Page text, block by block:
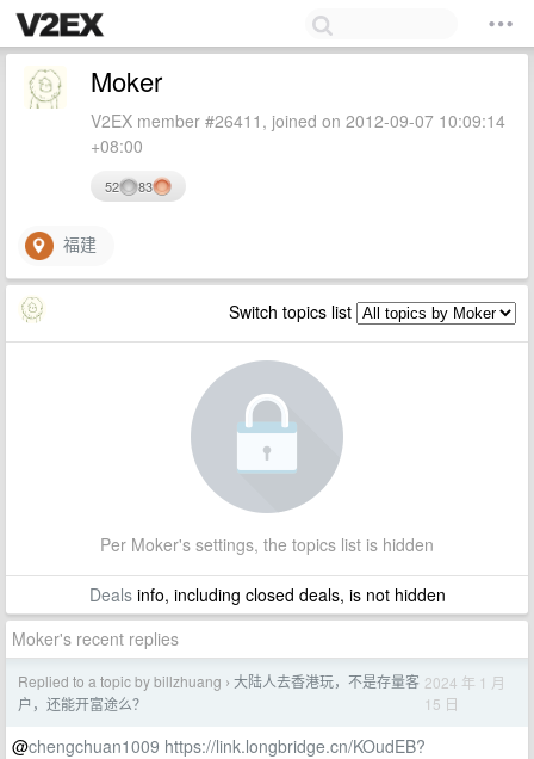
Moker
V2EX member #26411, joined on 2012-09-07 10:09:14
+08:00
52 83
福建
Switch topics list
Per Moker's settings, the topics list is hidden
Dealsinfo, including closed deals, is not hidden
Moker's recent replies
Replied to a topic by billzhuang › 大陆人去香港玩，不是存量客
户，还能开富途么？
2024 年 1 月
15 日
@chengchuan1009 https://link.longbridge.cn/KOudEB?